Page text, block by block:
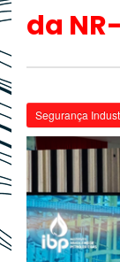
da
Segurança